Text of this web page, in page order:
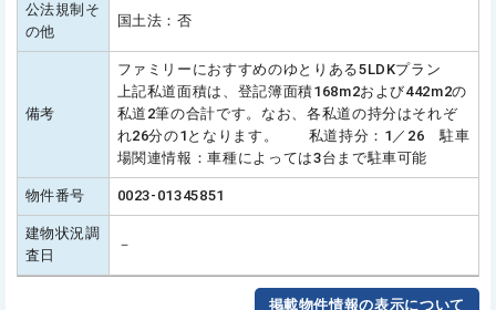
公法規制そ
の他
国土法：否
備考
ファミリーにおすすめのゆとりある5LDKプラン
上記私道面積は、登記簿面積168m2および442m2の
私道2筆の合計です。なお、各私道の持分はそれぞ
れ26分の1となります。 私道持分：1／26 駐車
場関連情報：車種によっては3台まで駐車可能
物件番号 0023-01345851
建物状況調
査日
－
掲載物件情報の表示について